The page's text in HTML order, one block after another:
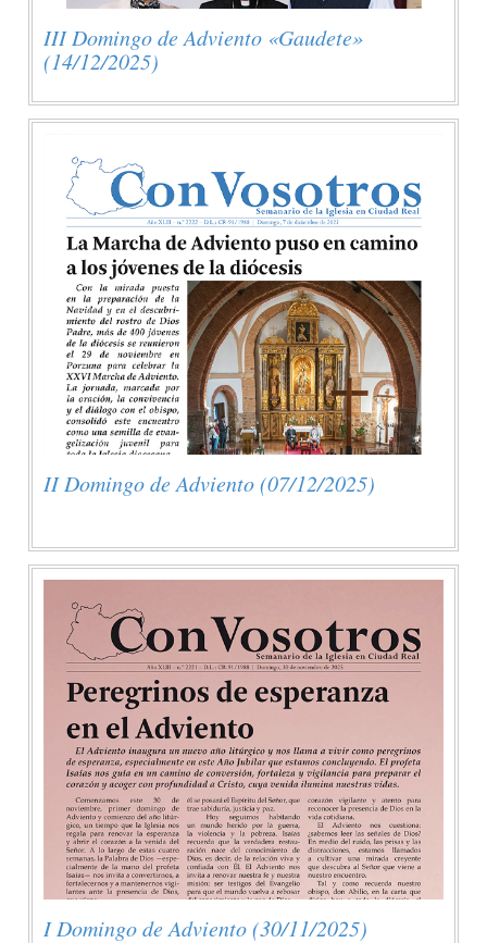
III Domingo de Adviento «Gaudete»
(14/12/2025)
II Domingo de Adviento (07/12/2025)
I Domingo de Adviento (30/11/2025)